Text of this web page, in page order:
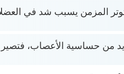
المزمن يسبب شد في
من حساسية الأعصاب، فتصير